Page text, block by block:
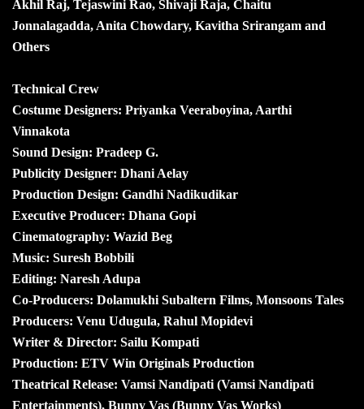
Akhil Raj, Tejaswini Rao, Shivaji Raja, Chaitu
Jonnalagadda, Anita Chowdary, Kavitha Srirangam and
Others
Technical Crew
Costume Designers: Priyanka Veeraboyina, Aarthi
Vinnakota
Sound Design: Pradeep G.
Publicity Designer: Dhani Aelay
Production Design: Gandhi Nadikudikar
Executive Producer: Dhana Gopi
Cinematography: Wazid Beg
Music: Suresh Bobbili
Editing: Naresh Adupa
Co-Producers: Dolamukhi Subaltern Films, Monsoons Tales
Producers: Venu Udugula, Rahul Mopidevi
Writer & Director: Sailu Kompati
Production: ETV Win Originals Production
Theatrical Release: Vamsi Nandipati (Vamsi Nandipati
Entertainments), Bunny Vas (Bunny Vas Works)